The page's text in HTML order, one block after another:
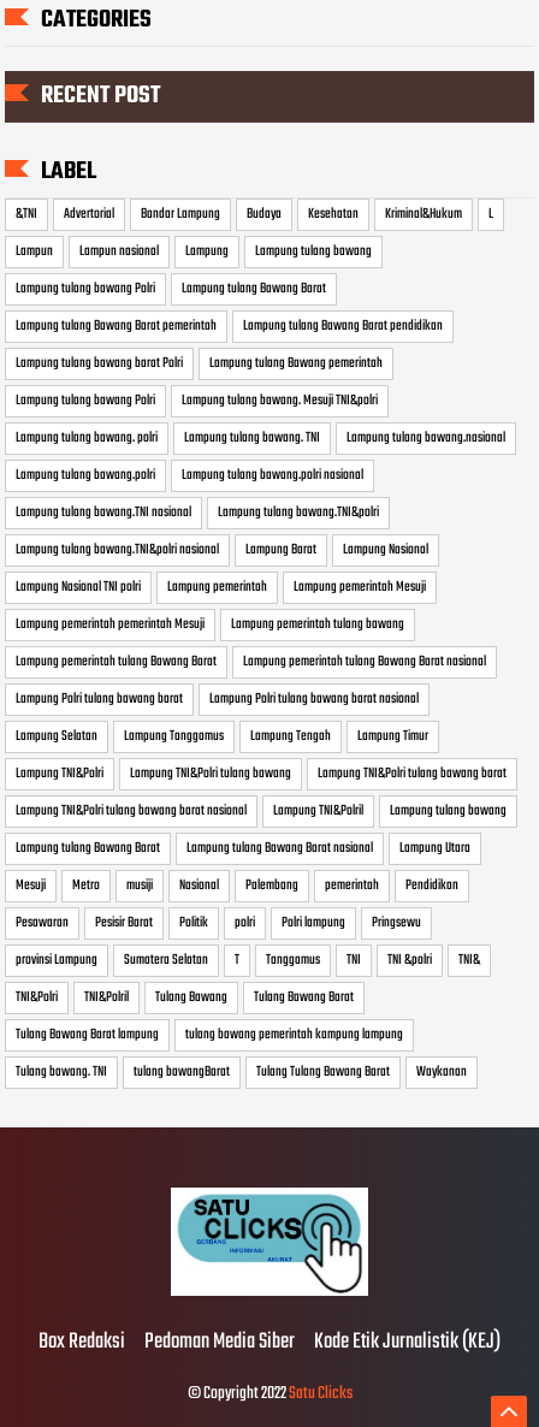
CATEGORIES
RECENT POST
LABEL
&TNI Advertorial Bandar Lampung Budaya Kesehatan Kriminal&Hukum
L
Lampun
Lampun nasional Lampung
Lampung tulang bawang
Lampung tulang bawang Polri
Lampung tulang Bawang Barat
Lampung tulang Bawang Barat pemerintah
Lampung tulang Bawang Barat pendidikan
Lampung tulang bawang barat Polri
Lampung tulang Bawang pemerintah
Lampung tulang bawang Polri
Lampung tulang bawang. Mesuji TNI&polri
Lampung tulang bawang. polri
Lampung tulang bawang. TNI
Lampung tulang bawang.nasional
Lampung tulang bawang.polri
Lampung tulang bawang.polri nasional
Lampung tulang bawang.TNI nasional
Lampung tulang bawang.TNI&polri
Lampung tulang bawang.TNI&polri nasional
Lampung Barat
Lampung Nasional
Lampung Nasional TNI polri
Lampung pemerintah
Lampung pemerintah Mesuji
Lampung pemerintah pemerintah Mesuji
Lampung pemerintah tulang bawang
Lampung pemerintah tulang Bawang Barat
Lampung pemerintah tulang Bawang Barat nasional
Lampung Polri tulang bawang barat
Lampung Polri tulang bawang barat nasional
Lampung Selatan
Lampung Tanggamus Lampung Tengah
Lampung Timur
Lampung TNI&Polri
Lampung TNI&Polri tulang bawang
Lampung TNI&Polri tulang bawang barat
Lampung TNI&Polri tulang bawang barat nasional
Lampung TNI&Polril
Lampung tulang bawang
Lampung tulang Bawang Barat
Lampung tulang Bawang Barat nasional
Lampung Utara
Mesuji
Metro musiji Nasional Palembang pemerintah
Pendidikan
Pesawaran
Pesisir Barat Politik polri Polri lampung
Pringsewu
provinsi Lampung
Sumatera Selatan T Tanggamus TNI TNI &polri
TNI&
TNI&Polri
TNI&Polril Tulang Bawang
Tulang Bawang Barat
Tulang Bawang Barat lampung
tulang bawang pemerintah kampung lampung
Tulang bawang. TNI
tulang bawangBarat Tulang Tulang Bawang Barat Waykanan
Box Redaksi Pedoman Media Siber Kode Etik Jurnalistik (KEJ)
© Copyright 2022Satu Clicks